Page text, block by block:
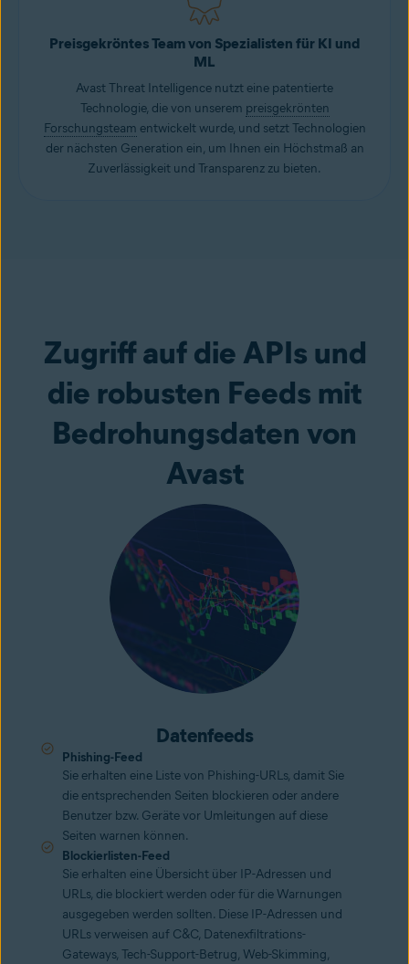
Preisgekröntes Team von Spezialisten für KI und
ML
Avast Threat Intelligence nutzt eine patentierte
Technologie, die von unserem preisgekrönten
Forschungsteam entwickelt wurde, und setzt Technologien
der nächsten Generation ein, um Ihnen ein Höchstmaß an
Zuverlässigkeit und Transparenz zu bieten.
Zugriff auf die APIs und
die robusten Feeds mit
Bedrohungsdaten von
Avast
Datenfeeds
Phishing-Feed
Sie erhalten eine Liste von Phishing-URLs, damit Sie
die entsprechenden Seiten blockieren oder andere
Benutzer bzw. Geräte vor Umleitungen auf diese
Seiten warnen können.
Blockierlisten-Feed
Sie erhalten eine Übersicht über IP-Adressen und
URLs, die blockiert werden oder für die Warnungen
ausgegeben werden sollten. Diese IP-Adressen und
URLs verweisen auf C&C, Datenexfiltrations-
Gateways, Tech-Support-Betrug, Web-Skimming,